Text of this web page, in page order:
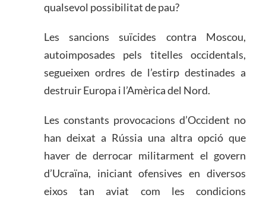
qualsevol possibilitat de pau?
Les sancions suïcides contra Moscou,
autoimposades pels titelles occidentals,
segueixen ordres de l’estirp destinades a
destruir Europa i l’Amèrica del Nord.
Les constants provocacions d’Occident no
han deixat a Rússia una altra opció que
haver de derrocar militarment el govern
d’Ucraïna, iniciant ofensives en diversos
eixos tan aviat com les condicions